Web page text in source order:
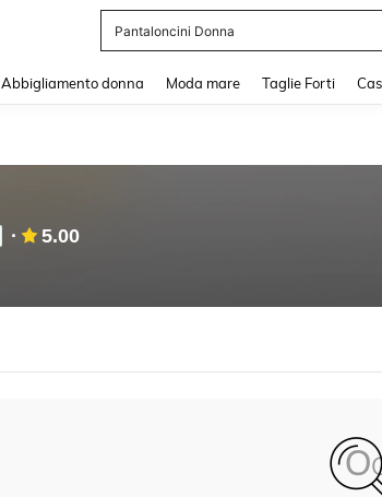
Pantaloncini Donna
Abbigliamento donna Moda mare Taglie Forti
5.00